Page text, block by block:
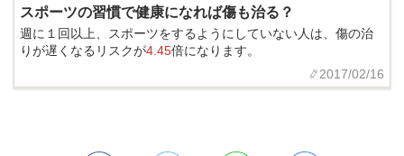
スポーツの習慣で健康になれば傷も治る？
週に１回以上、スポーツをするようにしていない人は、傷の治
りが遅くなるリスクが4.45倍になります。
2017/02/16